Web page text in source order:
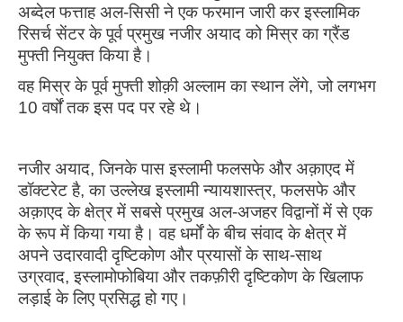
अब्देल फत्ताह अल-सिसी ने एक फरमान जारी कर इस्लामिक
रिसर्च सेंटर के पूर्व प्रमुख नजीर अयाद को मिस्र का ग्रैंड
मुफ्ती नियुक्त किया है।
वह मिस्र के पूर्व मुफ्ती शोक़ी अल्लाम का स्थान लेंगे, जो लगभग
10 वर्षों तक इस पद पर रहे थे।
नजीर अयाद, जिनके पास इस्लामी फलसफे और अक़ाएद में
डॉक्टरेट है, का उल्लेख इस्लामी न्यायशास्त्र, फलसफे और
अक़ाएद के क्षेत्र में सबसे प्रमुख अल-अजहर विद्वानों में से एक
के रूप में किया गया है। वह धर्मों के बीच संवाद के क्षेत्र में
अपने उदारवादी दृष्टिकोण और प्रयासों के साथ-साथ
उग्रवाद, इस्लामोफोबिया और तकफ़ीरी दृष्टिकोण के खिलाफ
लड़ाई के लिए प्रसिद्ध हो गए।